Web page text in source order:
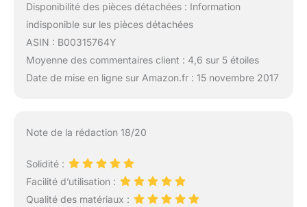
Disponibilité des pièces détachées : Information
indisponible sur les pièces détachées
ASIN : B00315764Y
Moyenne des commentaires client : 4,6 sur 5 étoiles
Date de mise en ligne sur Amazon.fr : 15 novembre 2017
Note de la rédaction 18/20
Solidité :
Facilité d’utilisation :
Qualité des matériaux :